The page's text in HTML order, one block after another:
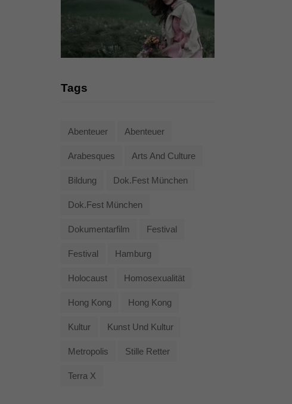
Tags
Abenteuer Abenteuer
Arabesques Arts And Culture
Bildung Dok.fest München
Dok.fest München
Dokumentarfilm Festival
Festival Hamburg
Holocaust Homosexualität
Hong Kong Hong Kong
Kultur Kunst Und Kultur
Metropolis Stille Retter
Terra X